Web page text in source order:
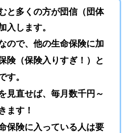
と多くの方が団信（団体
入します。
ので、他の生命保険に加
険（保険入りすぎ！）と
す。
見直せば、毎月数千円～
ます！
保険に入っている人は要